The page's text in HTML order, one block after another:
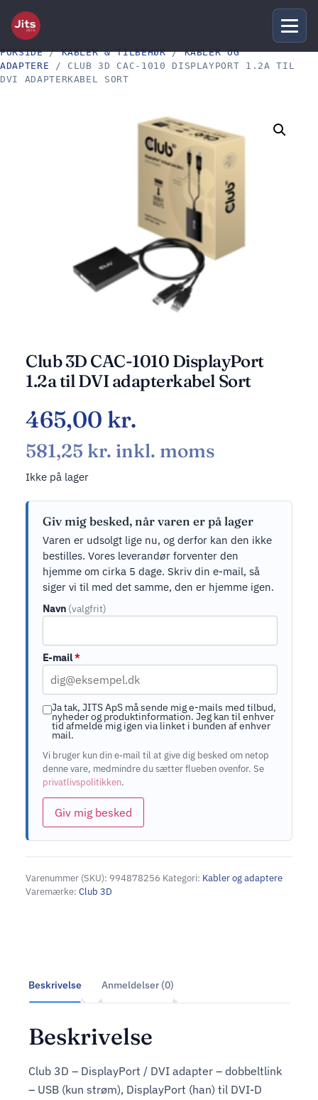
FORSIDE/KABLER & TILBEHØR/KABLER OG
ADAPTERE / CLUB 3D CAC-1010 DISPLAYPORT 1.2A TIL
DVI ADAPTERKABEL SORT
Club 3D CAC-1010 DisplayPort
1.2a til DVI adapterkabel Sort
465,00 kr.
581,25 kr. inkl. moms
Ikke på lager
Giv mig besked, når varen er på lager
Varen er udsolgt lige nu, og derfor kan den ikke
bestilles. Vores leverandør forventer den
hjemme om cirka 5 dage. Skriv din e-mail, så
siger vi til med det samme, den er hjemme igen.
Navn (valgfrit)
E-mail*
Ja tak, JITS ApS må sende mig e-mails med tilbud,
nyheder og produktinformation. Jeg kan til enhver
tid afmelde mig igen via linket i bunden af enhver
mail.
Vi bruger kun din e-mail til at give dig besked om netop
denne vare, medmindre du sætter flueben ovenfor. Se
privatlivspolitikken.
Giv mig besked
Varenummer (SKU): 994878256 Kategori: Kabler og adaptere
Varemærke: Club 3D
Beskrivelse Anmeldelser (0)
Beskrivelse
Club 3D – DisplayPort / DVI adapter – dobbeltlink
– USB (kun strøm), DisplayPort (han) til DVI-D